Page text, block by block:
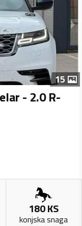
15
- 2.0 R-
180KS
konjska snaga